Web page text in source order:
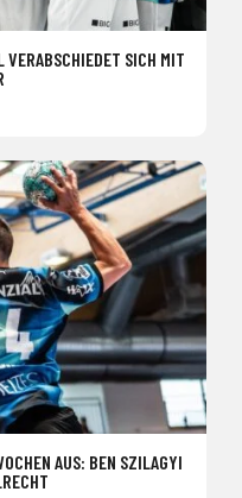
SICH MIT
AUS: BEN SZILAGYI